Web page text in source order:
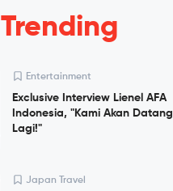
Trending
Entertainment
Exclusive Interview Lienel AFA
Indonesia, "Kami Akan Datang
Lagi!"
Japan Travel